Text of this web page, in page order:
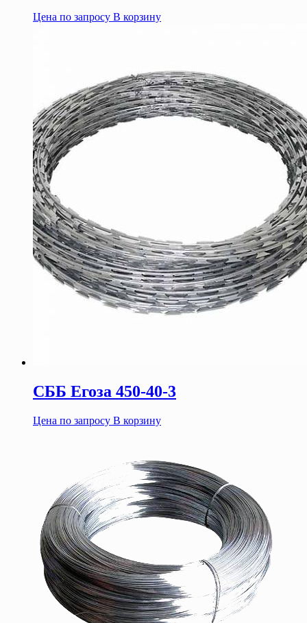
Цена по запросу В корзину
СББ Егоза 450-40-3
Цена по запросу В корзину